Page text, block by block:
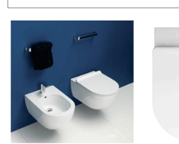
Carl Hansen
Outlet
Unternehmen